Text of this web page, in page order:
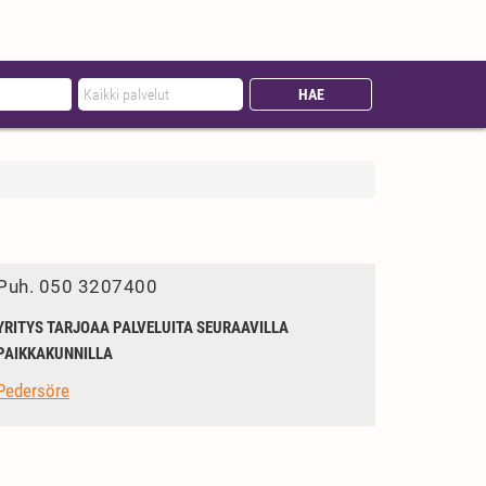
050 3207400
TARJOAA PALVELUITA SEURAAVILLA